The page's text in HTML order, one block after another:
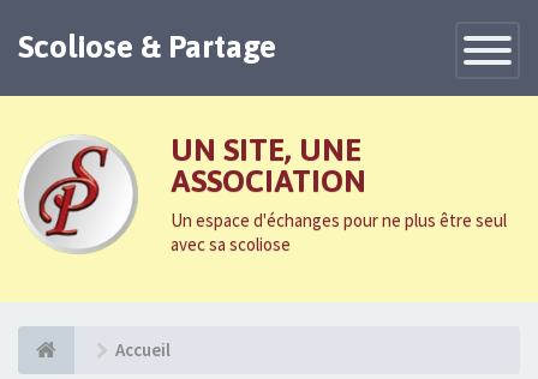
Toggle
Scoliose & Partage
UN SITE, UNE
ASSOCIATION
Un espace d'échanges pour ne plus être seul
avec sa scoliose
Accueil